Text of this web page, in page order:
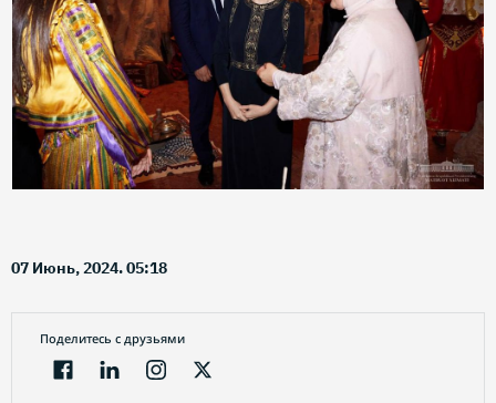
07 Июнь, 2024. 05:18
Поделитесь с друзьями